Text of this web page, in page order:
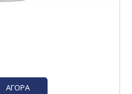
ΑΓΟΡΆ